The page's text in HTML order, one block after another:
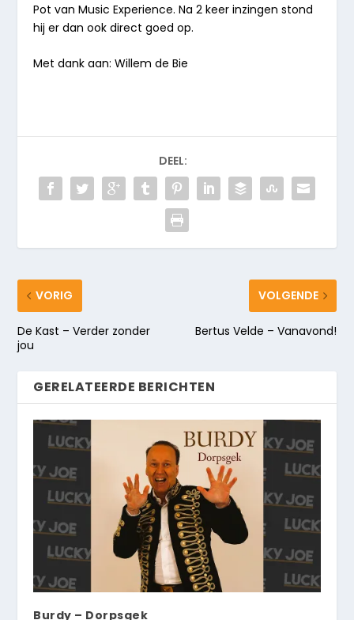
Pot van Music Experience. Na 2 keer inzingen stond
hij er dan ook direct goed op.
Met dank aan: Willem de Bie
DEEL:
VORIG
De Kast – Verder zonder
jou
VOLGENDE
Bertus Velde – Vanavond!
GERELATEERDE BERICHTEN
Burdy – Dorpsgek